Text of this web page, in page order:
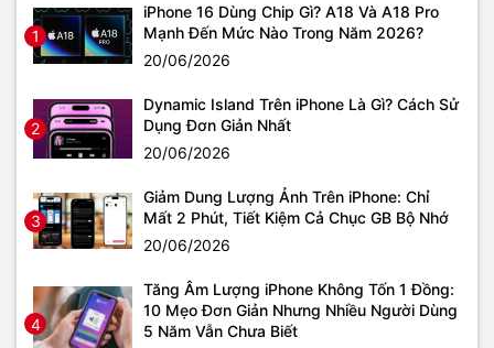
1
iPhone 16 Dùng Chip Gì? A18 Và A18 Pro
Mạnh Đến Mức Nào Trong Năm 2026?
20/06/2026
2
Dynamic Island Trên iPhone Là Gì? Cách Sử
Dụng Đơn Giản Nhất
20/06/2026
3
Giảm Dung Lượng Ảnh Trên iPhone: Chỉ
Mất 2 Phút, Tiết Kiệm Cả Chục GB Bộ Nhớ
20/06/2026
4
Tăng Âm Lượng iPhone Không Tốn 1 Đồng:
10 Mẹo Đơn Giản Nhưng Nhiều Người Dùng
5 Năm Vẫn Chưa Biết